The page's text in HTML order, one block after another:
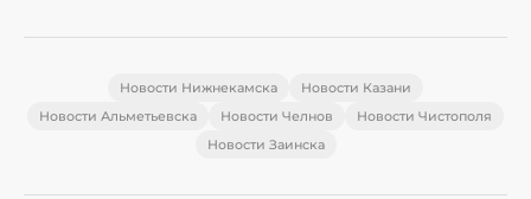
Новости Нижнекамска
Новости Казани
Новости Альметьевска
Новости Челнов
Новости Чистополя
Новости Заинска